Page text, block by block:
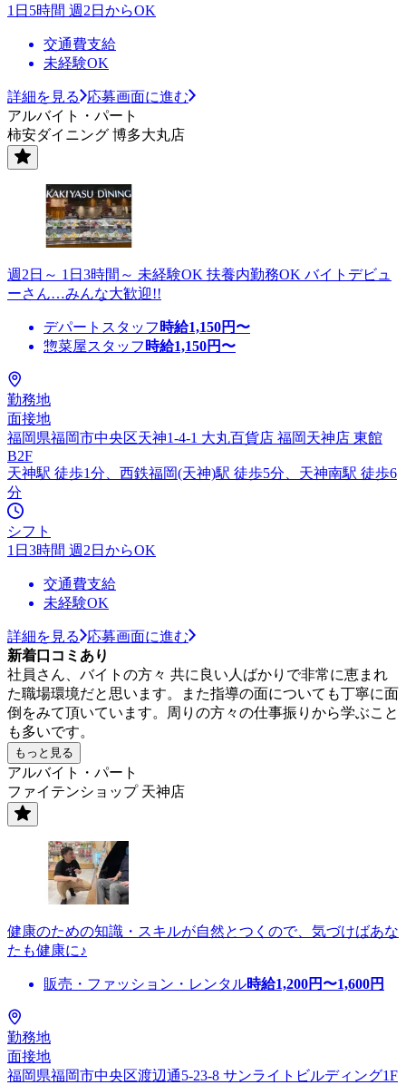
1日5時間 週2日からOK
交通費支給
未経験OK
詳細を見る
応募画面に進む
アルバイト・パート
柿安ダイニング 博多大丸店
週2日～ 1日3時間～ 未経験OK 扶養内勤務OK バイトデビュ
ーさん…みんな大歓迎!!
デパートスタッフ 時給1,150円〜
惣菜屋スタッフ 時給1,150円〜
勤務地
面接地
福岡県福岡市中央区天神1-4-1 大丸百貨店 福岡天神店 東館
B2F
天神駅 徒歩1分、西鉄福岡(天神)駅 徒歩5分、天神南駅 徒歩6
分
シフト
1日3時間 週2日からOK
交通費支給
未経験OK
詳細を見る
応募画面に進む
新着口コミあり
社員さん、バイトの方々 共に良い人ばかりで非常に恵まれ
た職場環境だと思います。また指導の面についても丁寧に面
倒をみて頂いています。周りの方々の仕事振りから学ぶこと
も多いです。
もっと見る
アルバイト・パート
ファイテンショップ 天神店
健康のための知識・スキルが自然とつくので、気づけばあな
たも健康に♪
販売・ファッション・レンタル時給1,200円〜1,600円
勤務地
面接地
福岡県福岡市中央区渡辺通5-23-8 サンライトビルディング1F